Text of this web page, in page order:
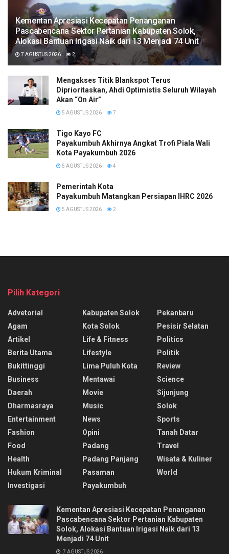
Kementan Apresiasi Kecepatan Penanganan
Pascabencana Sektor Pertanian Kabupaten Solok,
Alokasi Bantuan Irigasi Naik dari 13 Menjadi 74 Unit
7 AGUSTUS 2026 2
Mengakses Titik Blankspot Terus
Diprioritaskan, Ahdi Optimistis Seluruh Wilayah
Akan “On Air”
5 AGUSTUS 2026 7
Tigo Kayo FC
Payakumbuh Akhirnya Angkat Trofi Piala Wali
Kota Payakumbuh 2026
5 AGUSTUS 2026 4
Pemerintah Kota
Payakumbuh Matangkan Persiapan IHRC 2026
5 AGUSTUS 2026 2
Pilih Kategori
Advetorial
Agam
Artikel
Berita Utama
Bukittinggi
Business
Daerah
Dharmasraya
Entertainment
Fashion
Food
Health
Hukum Kriminal
Investigasi
Kabupaten Solok
Kota Solok
Life & Fitness
Lifestyle
Lima Puluh Kota
Mentawai
Movie
Music
News
Opini
Padang
Padang Panjang
Pasaman
Payakumbuh
Pekanbaru
Pesisir Selatan
Politics
Politik
Review
Science
Sijunjung
Solok
Sports
Tanah Datar
Travel
Wisata & Kuliner
World
Kementan Apresiasi Kecepatan Penanganan
Pascabencana Sektor Pertanian Kabupaten
Solok, Alokasi Bantuan Irigasi Naik dari 13
Menjadi 74 Unit
7 AGUSTUS 2026